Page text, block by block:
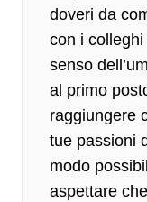
doveri da
con i colleghi
senso
al primo
raggiungere
tue passioni
modo
aspettare